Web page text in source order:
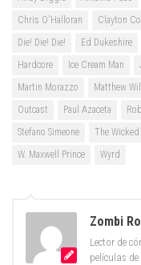
Chris O'Halloran
Clayton
Die! Die! Die!
Ed Dukeshire
Hardcore
Ice Cream Man
Martin Morazzo
Matthew
Outcast
Paul Azaceta
Stefano Simeone
The
W. Maxwell Prince
Wyrd
Zombi
Lector de
películas